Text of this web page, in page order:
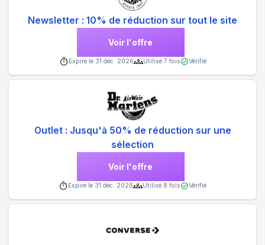
Newsletter : 10% de réduction sur tout le site
Voir l'offre
Expire le 31 déc. 2026 Utilisé 7 fois Vérifié
Outlet : Jusqu'à 50% de réduction sur une
sélection
Voir l'offre
Expire le 31 déc. 2026 Utilisé 8 fois Vérifié